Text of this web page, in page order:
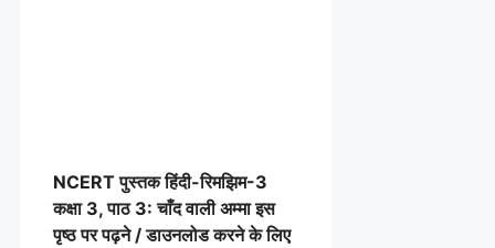
NCERT पुस्तक हिंदी-रिमझिम-3
कक्षा 3, पाठ 3: चाँद वाली अम्मा इस
पृष्ठ पर पढ़ने / डाउनलोड करने के लिए